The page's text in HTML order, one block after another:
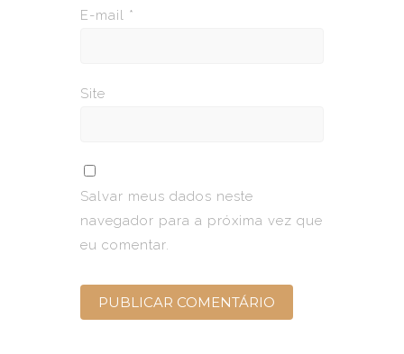
E-mail *
Site
Salvar meus dados neste
navegador para a próxima vez que
eu comentar.